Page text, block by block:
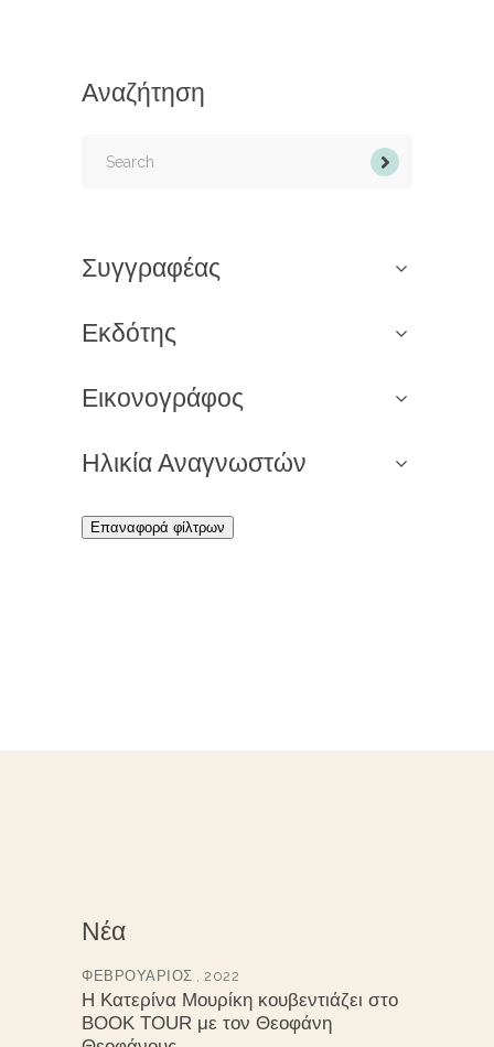
Αναζήτηση
Συγγραφέας
Εκδότης
Εικονογράφος
Ηλικία Αναγνωστών
Επαναφορά φίλτρων
Νέα
ΦΕΒΡΟΥΆΡΙΟΣ , 2022
Η Κατερίνα Μουρίκη κουβεντιάζει στο
BOOK TOUR με τον Θεοφάνη